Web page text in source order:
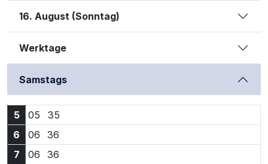
16. August (Sonntag)
Werktage
Samstags
5 05 5:05 Uhr
35
6
06 6:06 Uhr
36
7
06 7:06 Uhr
36